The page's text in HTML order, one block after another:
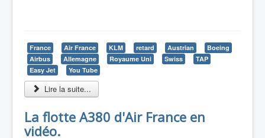
France Air France KLM retard Austrian
Boeing
Airbus
Allemagne Royaume Uni Swiss
TAP
Easy Jet
You Tube
Lire la suite...
La flotte A380 d'Air France en
vidéo.